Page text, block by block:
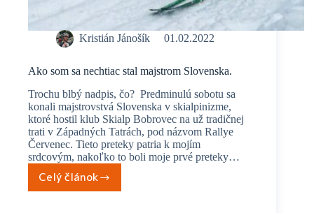
Kristián Jánošík 01.02.2022
Ako som sa nechtiac stal majstrom Slovenska.
Trochu blbý nadpis, čo? Predminulú sobotu sa
konali majstrovstvá Slovenska v skialpinizme,
ktoré hostil klub Skialp Bobrovec na už tradičnej
trati v Západných Tatrách, pod názvom Rallye
Červenec. Tieto preteky patria k mojím
srdcovým, nakoľko to boli moje prvé preteky…
Celý článok
Ako